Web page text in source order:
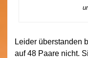
Leider überstanden
auf 48 Paare nicht.